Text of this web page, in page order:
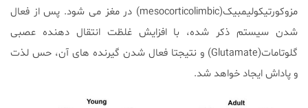
مزوکورتیکولیمبیک(mesocorticolimbic) در مغز می شود. پس از فعال
شدن سیستم ذکر شده، با افزایش غلظت انتقال دهنده عصبی
گلوتامات(Glutamate) و نتیجتا فعال شدن گیرنده های آن، حس لذت
و پاداش ایجاد خواهد شد.